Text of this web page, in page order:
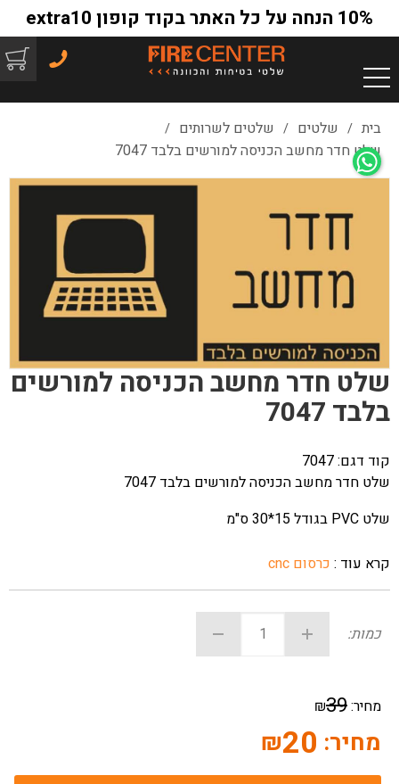
10% הנחה על כל האתר בקוד קופון extra10
בית / שלטים / שלטים לשרותים /
שלט חדר מחשב הכניסה למורשים בלבד 7047
שלט חדר מחשב הכניסה למורשים
בלבד 7047
קוד דגם:7047
שלט חדר מחשב הכניסה למורשים בלבד 7047
שלט PVC בגודל 15*30 ס"מ
קרא עוד : כרסום cnc
כמות:
מחיר:39
₪
מחיר: 20
₪